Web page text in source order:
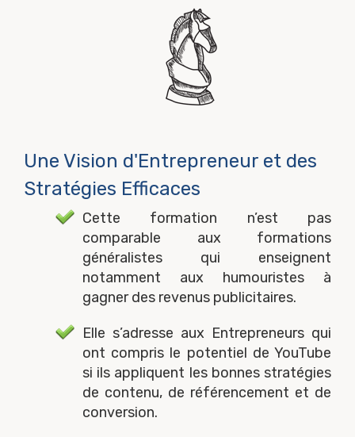
Une Vision d'Entrepreneur et des
Stratégies Efficaces
Cette formation n’est pas
comparable aux formations
généralistes qui enseignent
notamment aux humouristes à
gagner des revenus publicitaires.
Elle s’adresse aux Entrepreneurs qui
ont compris le potentiel de YouTube
si ils appliquent les bonnes stratégies
de contenu, de référencement et de
conversion.